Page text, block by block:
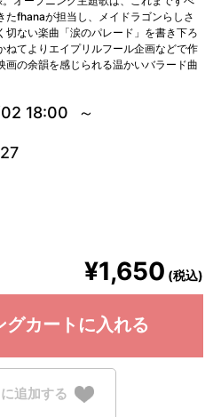
fhanaが担当し、メイドラゴンらしさ
ない楽曲「涙のパレード」を書き下ろ
ねてよりエイプリルフール企画などで作
の余韻を感じられる温かいバラード曲
18:00
¥1,650 (税込)
グカートに入れる
追加する